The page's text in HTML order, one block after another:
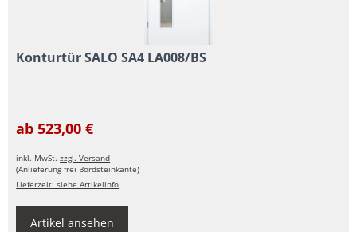
Konturtür SALO SA4 LA008/BS
ab 523,00 €
inkl. MwSt.zzgl. Versand
(Anlieferung frei Bordsteinkante)
Lieferzeit: siehe Artikelinfo
Artikel ansehen